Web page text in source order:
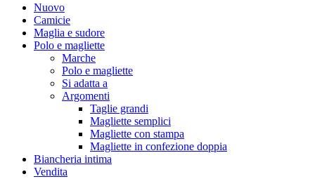
Nuovo
Camicie
Maglia e sudore
Polo e magliette
Marche
Polo e magliette
Si adatta a
Argomenti
Taglie grandi
Magliette semplici
Magliette con stampa
Magliette in confezione doppia
Biancheria intima
Vendita